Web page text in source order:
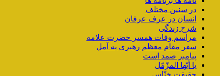
در سنین مختلف
انسان در عرف عرفان
شرح زندگی
مراسم وفات همسر حضرت علامه
سفر مقام معظم رهبری به آمل
پیامبر صمد است
یا أیّها المزّمّل
حقیقت خنّاس